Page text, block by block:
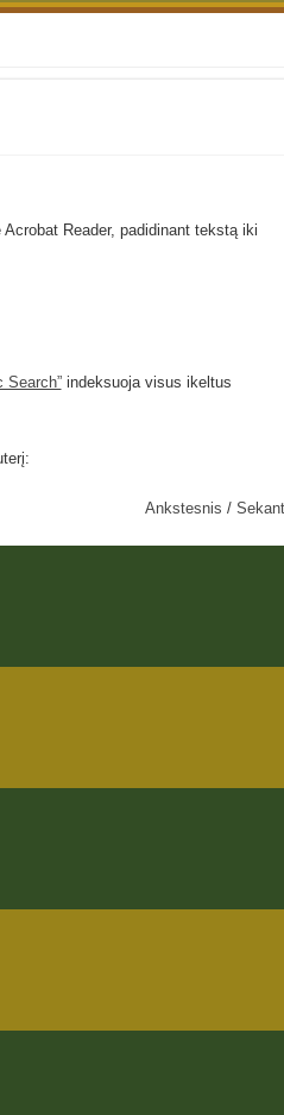
Reader, padidinant tekstą iki
Search”indeksuoja visus ikeltus
Ankstesnis /